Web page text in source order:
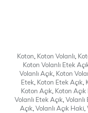
Koton Koton Volanlı
Koton Volanlı Etek
Volanlı Açık Koton
Etek Koton Etek Açık
Koton Açık Koton
Volanlı Etek Açık Volanlı
Açık Volanlı Açık Haki